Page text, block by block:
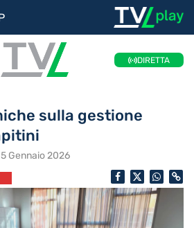
DIRETTA
sulla gestione
5 Gennaio 2026